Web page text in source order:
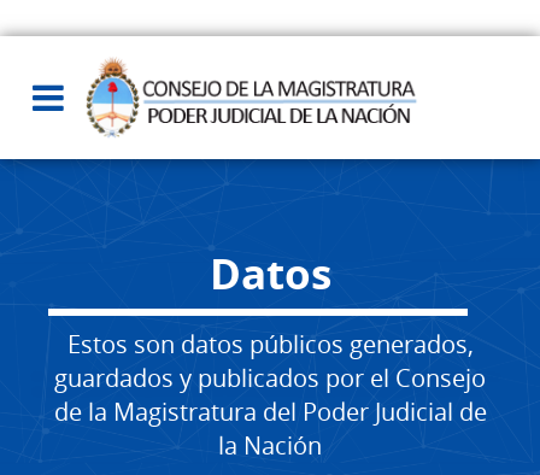
Datos
Estos son datos públicos generados,
guardados y publicados por el Consejo
de la Magistratura del Poder Judicial de
la Nación